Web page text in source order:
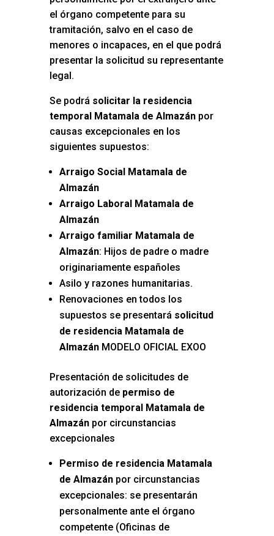
el órgano competente para su
tramitación, salvo en el caso de
menores o incapaces, en el que podrá
presentar la solicitud su representante
legal.
Se podrá solicitar la residencia
temporal Matamala de Almazánpor
causas excepcionales en los
siguientes supuestos:
Arraigo Social Matamala de
Almazán
Arraigo Laboral Matamala de
Almazán
Arraigo familiar Matamala de
Almazán: Hijos de padre o madre
originariamente españoles
Asilo y razones humanitarias.
Renovaciones en todos los
supuestos se presentará solicitud
de residencia Matamala de
AlmazánMODELO OFICIAL EXOO
Presentación de solicitudes de
autorización depermiso de
residencia temporal Matamala de
Almazán por circunstancias
excepcionales
Permiso de residencia Matamala
de Almazánpor circunstancias
excepcionales: se presentarán
personalmente ante el órgano
competente (Oficinas de